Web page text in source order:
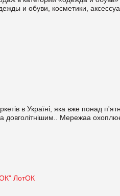
и обуви, косметики,
в Україні, яка вже понад
довголітнішим.. Мережаа
ЛотОК